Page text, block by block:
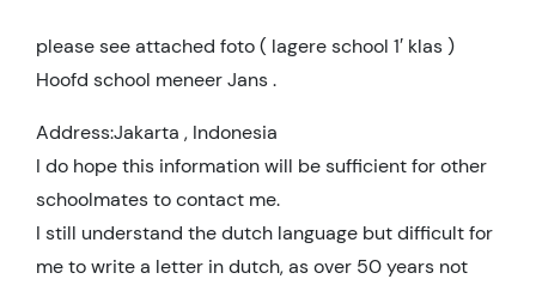
please see attached foto ( lagere school 1′ klas )
Hoofd school meneer Jans .
Address:Jakarta , Indonesia
I do hope this information will be sufficient for other
schoolmates to contact me.
I still understand the dutch language but difficult for
me to write a letter in dutch, as over 50 years not